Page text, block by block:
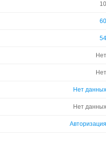
10
60
54
Нет
Нет
Нет данных
Нет данных
Авторизация